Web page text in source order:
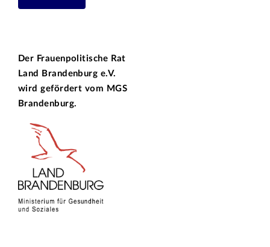
Der Frauenpolitische Rat
Land Brandenburg e.V.
wird gefördert vom MGS
Brandenburg.